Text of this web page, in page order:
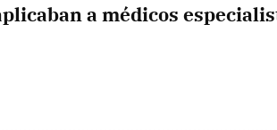
a médicos